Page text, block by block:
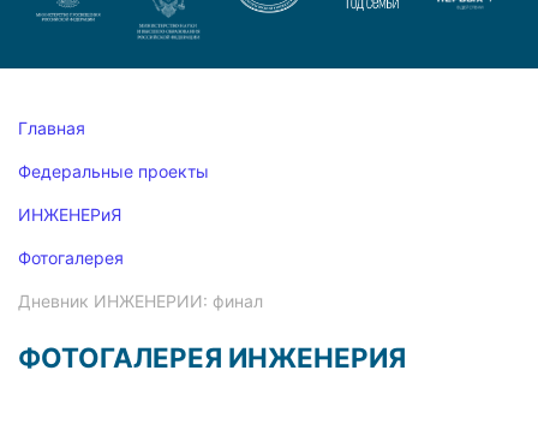
Главная
Федеральные проекты
ИНЖЕНЕРиЯ
Фотогалерея
Дневник ИНЖЕНЕРИИ: финал
ФОТОГАЛЕРЕЯ ИНЖЕНЕРИЯ